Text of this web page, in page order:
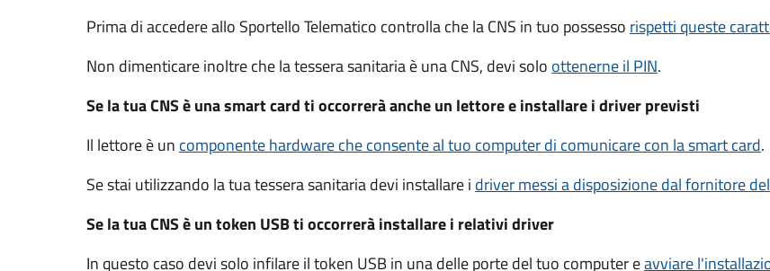
Prima di accedere allo Sportello Telematico controlla che la CNS in tuo possesso rispetti queste
Non dimenticare inoltre che la tessera sanitaria è una CNS, devi solo ottenerne il PIN.
Se la tua CNS è una smart card ti occorrerà anche un lettore e installare i driver previsti
Il lettore è un componente hardware che consente al tuo computer di comunicare con la smart card.
Se stai utilizzando la tua tessera sanitaria devi installare i drivermessi a disposizione dal fornitore
Se la tua CNS è un token USB ti occorrerà installare i relativi driver
In questo caso devi solo infilare il token USB in una delle porte del tuo computer eavviare